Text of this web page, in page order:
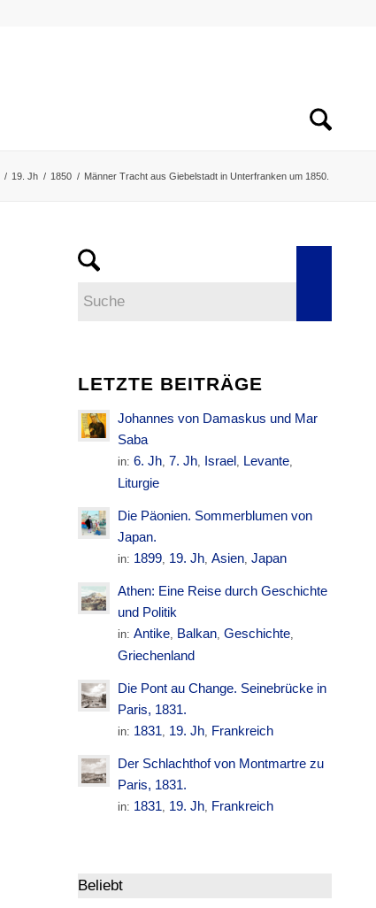
/ 19. Jh / 1850 / Männer Tracht aus Giebelstadt in Unterfranken um 1850.
LETZTE BEITRÄGE
Johannes von Damaskus und Mar
Saba
in:6. Jh, 7. Jh, Israel, Levante,
Liturgie
Die Päonien. Sommerblumen von
Japan.
in: 1899, 19. Jh,Asien,Japan
Athen: Eine Reise durch Geschichte
und Politik
in:Antike, Balkan,Geschichte,
Griechenland
Die Pont au Change. Seinebrücke in
Paris, 1831.
in: 1831, 19. Jh, Frankreich
Der Schlachthof von Montmartre zu
Paris, 1831.
in: 1831, 19. Jh, Frankreich
Beliebt